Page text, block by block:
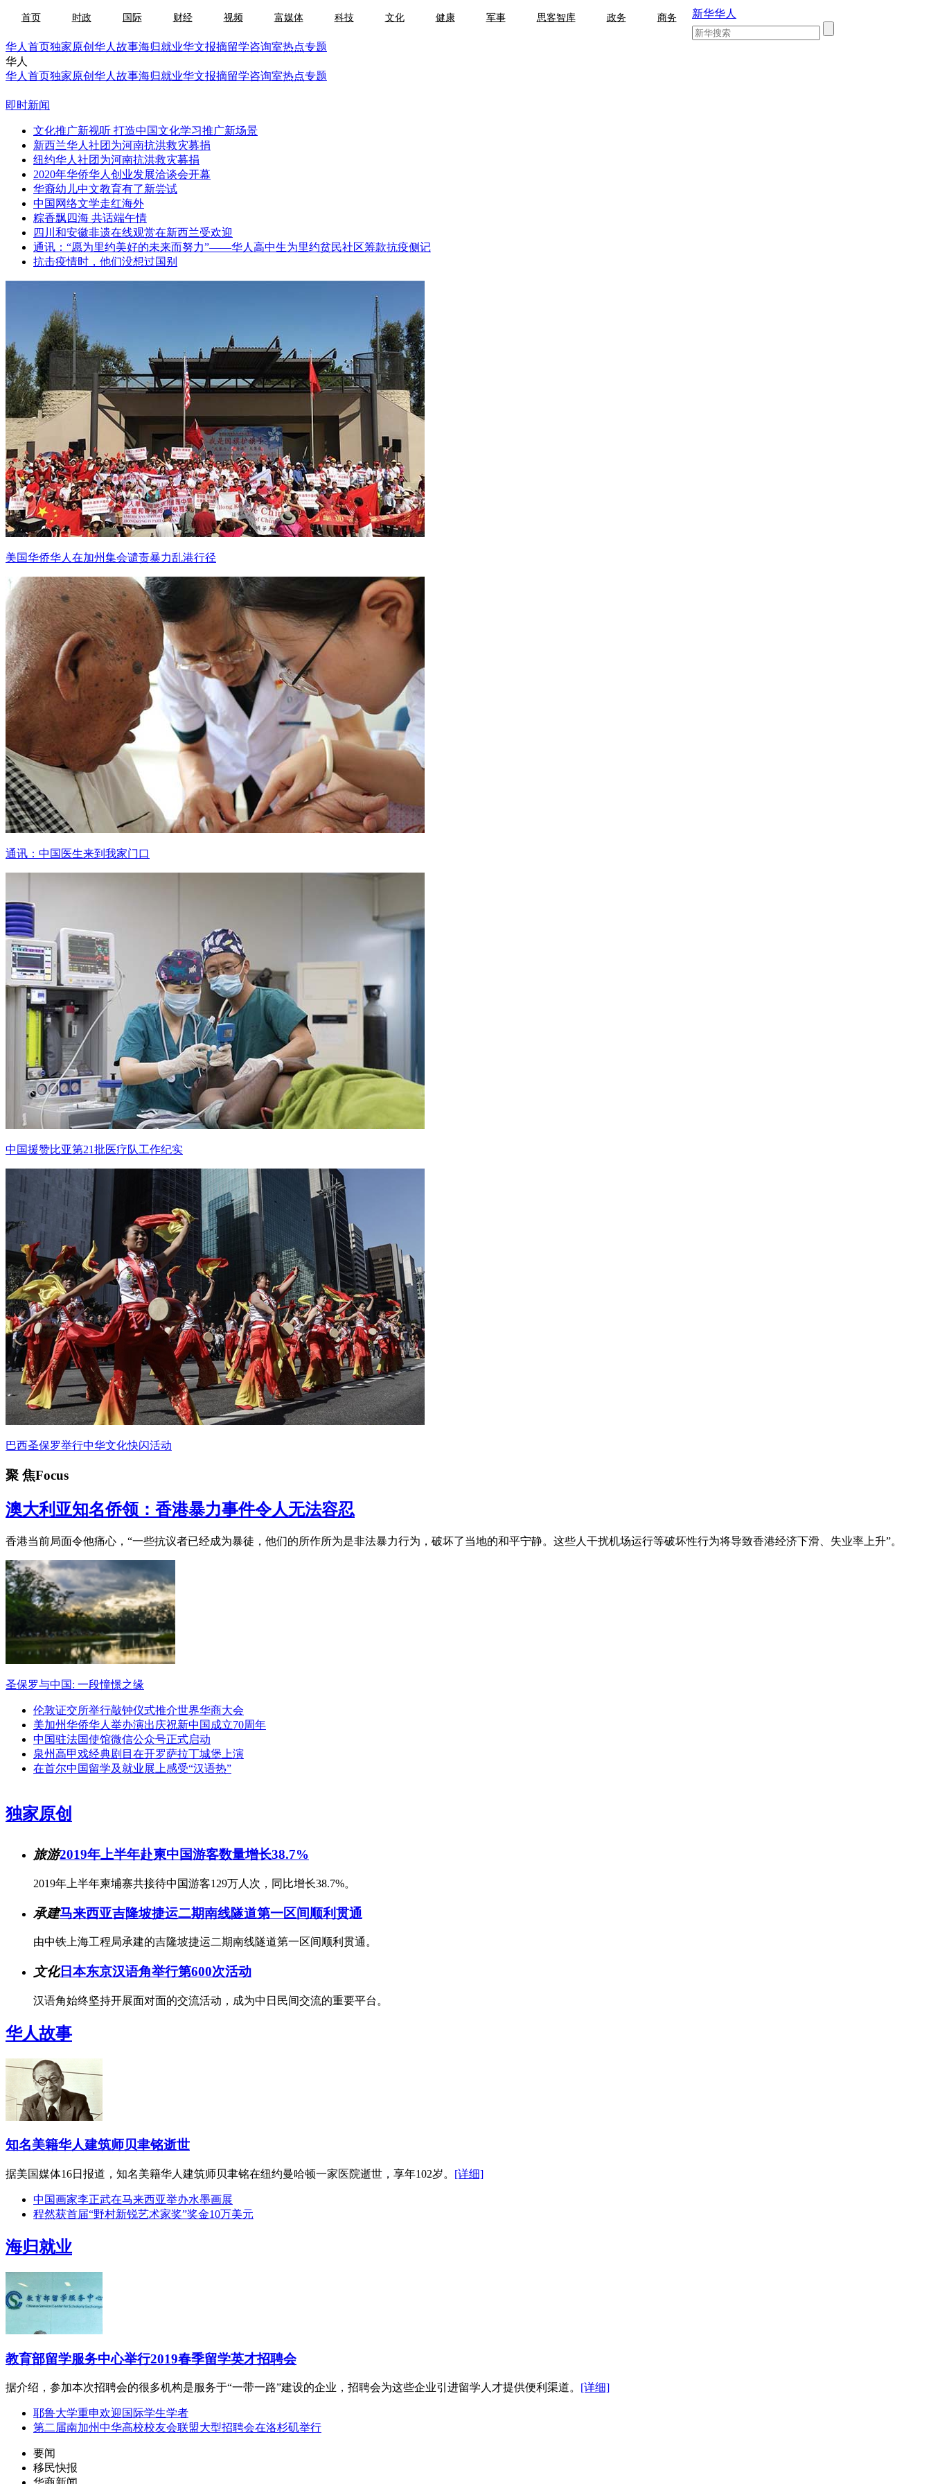
首页 时政 国际 财经 视频 富媒体 科技 文化 健康 军事 思客智库 政务 商务 新华华人
华人首页独家原创 华人故事海归就业华文报摘留学咨询室热点专题
华人
华人首页独家原创 华人故事海归就业华文报摘留学咨询室热点专题
即时新闻
文化推广新视听 打造中国文化学习推广新场景
新西兰华人社团为河南抗洪救灾募捐
纽约华人社团为河南抗洪救灾募捐
2020年华侨华人创业发展洽谈会开幕
华裔幼儿中文教育有了新尝试
中国网络文学走红海外
粽香飘四海 共话端午情
四川和安徽非遗在线观赏在新西兰受欢迎
通讯：“愿为里约美好的未来而努力”——华人高中生为里约贫民社区筹款抗疫侧记
抗击疫情时，他们没想过国别
美国华侨华人在加州集会谴责暴力乱港行径
通讯：中国医生来到我家门口
中国援赞比亚第21批医疗队工作纪实
巴西圣保罗举行中华文化快闪活动
聚 焦Focus
澳大利亚知名侨领：香港暴力事件令人无法容忍
香港当前局面令他痛心，“一些抗议者已经成为暴徒，他们的所作所为是非法暴力行为，破坏了当地的和平宁静。这些人干扰机场运行等破坏性行为将导致香港经济下滑、失业率上升”。
圣保罗与中国: 一段憧憬之缘
伦敦证交所举行敲钟仪式推介世界华商大会
美加州华侨华人举办演出庆祝新中国成立70周年
中国驻法国使馆微信公众号正式启动
泉州高甲戏经典剧目在开罗萨拉丁城堡上演
在首尔中国留学及就业展上感受“汉语热”
独家原创
旅游2019年上半年赴柬中国游客数量增长38.7%
2019年上半年柬埔寨共接待中国游客129万人次，同比增长38.7%。
承建马来西亚吉隆坡捷运二期南线隧道第一区间顺利贯通
由中铁上海工程局承建的吉隆坡捷运二期南线隧道第一区间顺利贯通。
文化日本东京汉语角举行第600次活动
汉语角始终坚持开展面对面的交流活动，成为中日民间交流的重要平台。
华人故事
知名美籍华人建筑师贝聿铭逝世
据美国媒体16日报道，知名美籍华人建筑师贝聿铭在纽约曼哈顿一家医院逝世，享年102岁。 [详细]
中国画家李正武在马来西亚举办水墨画展
程然获首届“野村新锐艺术家奖”奖金10万美元
海归就业
教育部留学服务中心举行2019春季留学英才招聘会
据介绍，参加本次招聘会的很多机构是服务于“一带一路”建设的企业，招聘会为这些企业引进留学人才提供便利渠道。 [详细]
耶鲁大学重申欢迎国际学生学者
第二届南加州中华高校校友会联盟大型招聘会在洛杉矶举行
要闻
移民快报